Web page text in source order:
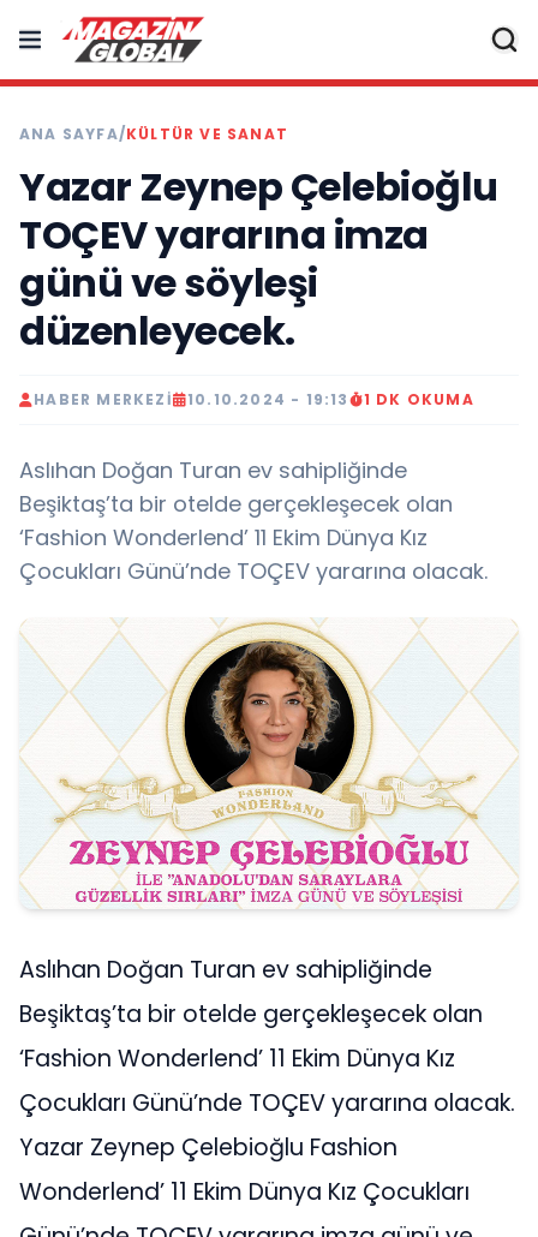
ANA SAYFA/KÜLTÜR VE SANAT
Yazar Zeynep Çelebioğlu
TOÇEV yararına imza
günü ve söyleşi
düzenleyecek.
HABER MERKEZI 10.10.2024 - 19:13 1 DK OKUMA
Aslıhan Doğan Turan ev sahipliğinde
Beşiktaş’ta bir otelde gerçekleşecek olan
‘Fashion Wonderlend’ 11 Ekim Dünya Kız
Çocukları Günü’nde TOÇEV yararına olacak.
Aslıhan Doğan Turan ev sahipliğinde
Beşiktaş’ta bir otelde gerçekleşecek olan
‘Fashion Wonderlend’ 11 Ekim Dünya Kız
Çocukları Günü’nde TOÇEV yararına olacak.
Yazar Zeynep Çelebioğlu Fashion
Wonderlend’ 11 Ekim Dünya Kız Çocukları